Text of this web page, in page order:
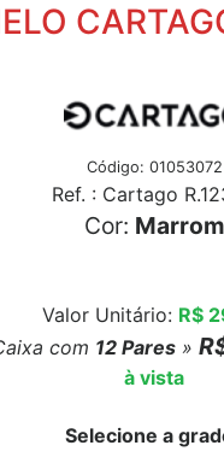
Código: 01053072
Ref. : Cartago
Cor: Marrom
Valor Unitário: R$
com 12Pares»
à vista
Selecione a